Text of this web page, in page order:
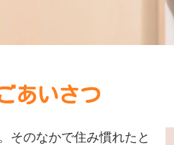
あいさつ
そのなかで住み慣れたと